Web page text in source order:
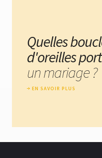
Quelles
d'oreilles
un mariage ?
EN SAVOIR PLUS